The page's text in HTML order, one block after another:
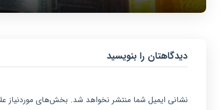
دیدگاهتان را بنویسید
نشانی ایمیل شما منتشر نخواهد شد. بخش‌های موردنیاز